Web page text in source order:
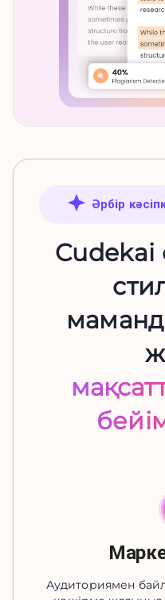
Әрбір
Cudekai
Аудиториямен